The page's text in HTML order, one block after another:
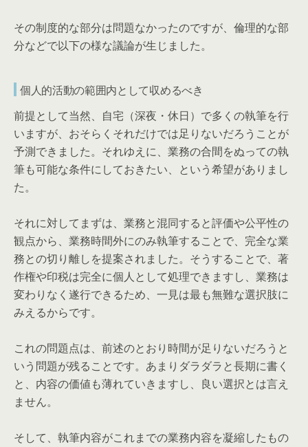
その制度的な部分は問題なかったのですが、倫理的な部
分などで以下の様な議論が生じました。
個人的活動の範囲内として収めるべき
前提として当然、自宅（深夜・休日）で多くの執筆を行
いますが、おそらくそれだけでは足りないだろうことが
予測できました。それゆえに、業務の合間をぬっての執
筆も可能な条件にしておきたい、という希望がありまし
た。
それに対してまずは、業務と混同すると評価や公平性の
観点から、業務時間外にのみ執筆することで、完全な業
務との切り離しを提案されました。そうすることで、著
作権や印税は完全に個人として処理できますし、業務は
変わりなく遂行できるため、一見は最も無難な選択肢に
みえるからです。
これの問題点は、前述のとおり時間が足りないだろうと
いう問題が残ることです。あまりダラダラと長期に書く
と、内容の価値も薄れていきますし、良い選択とは言え
ません。
そして、執筆内容がこれまでの業務内容を凝縮したもの